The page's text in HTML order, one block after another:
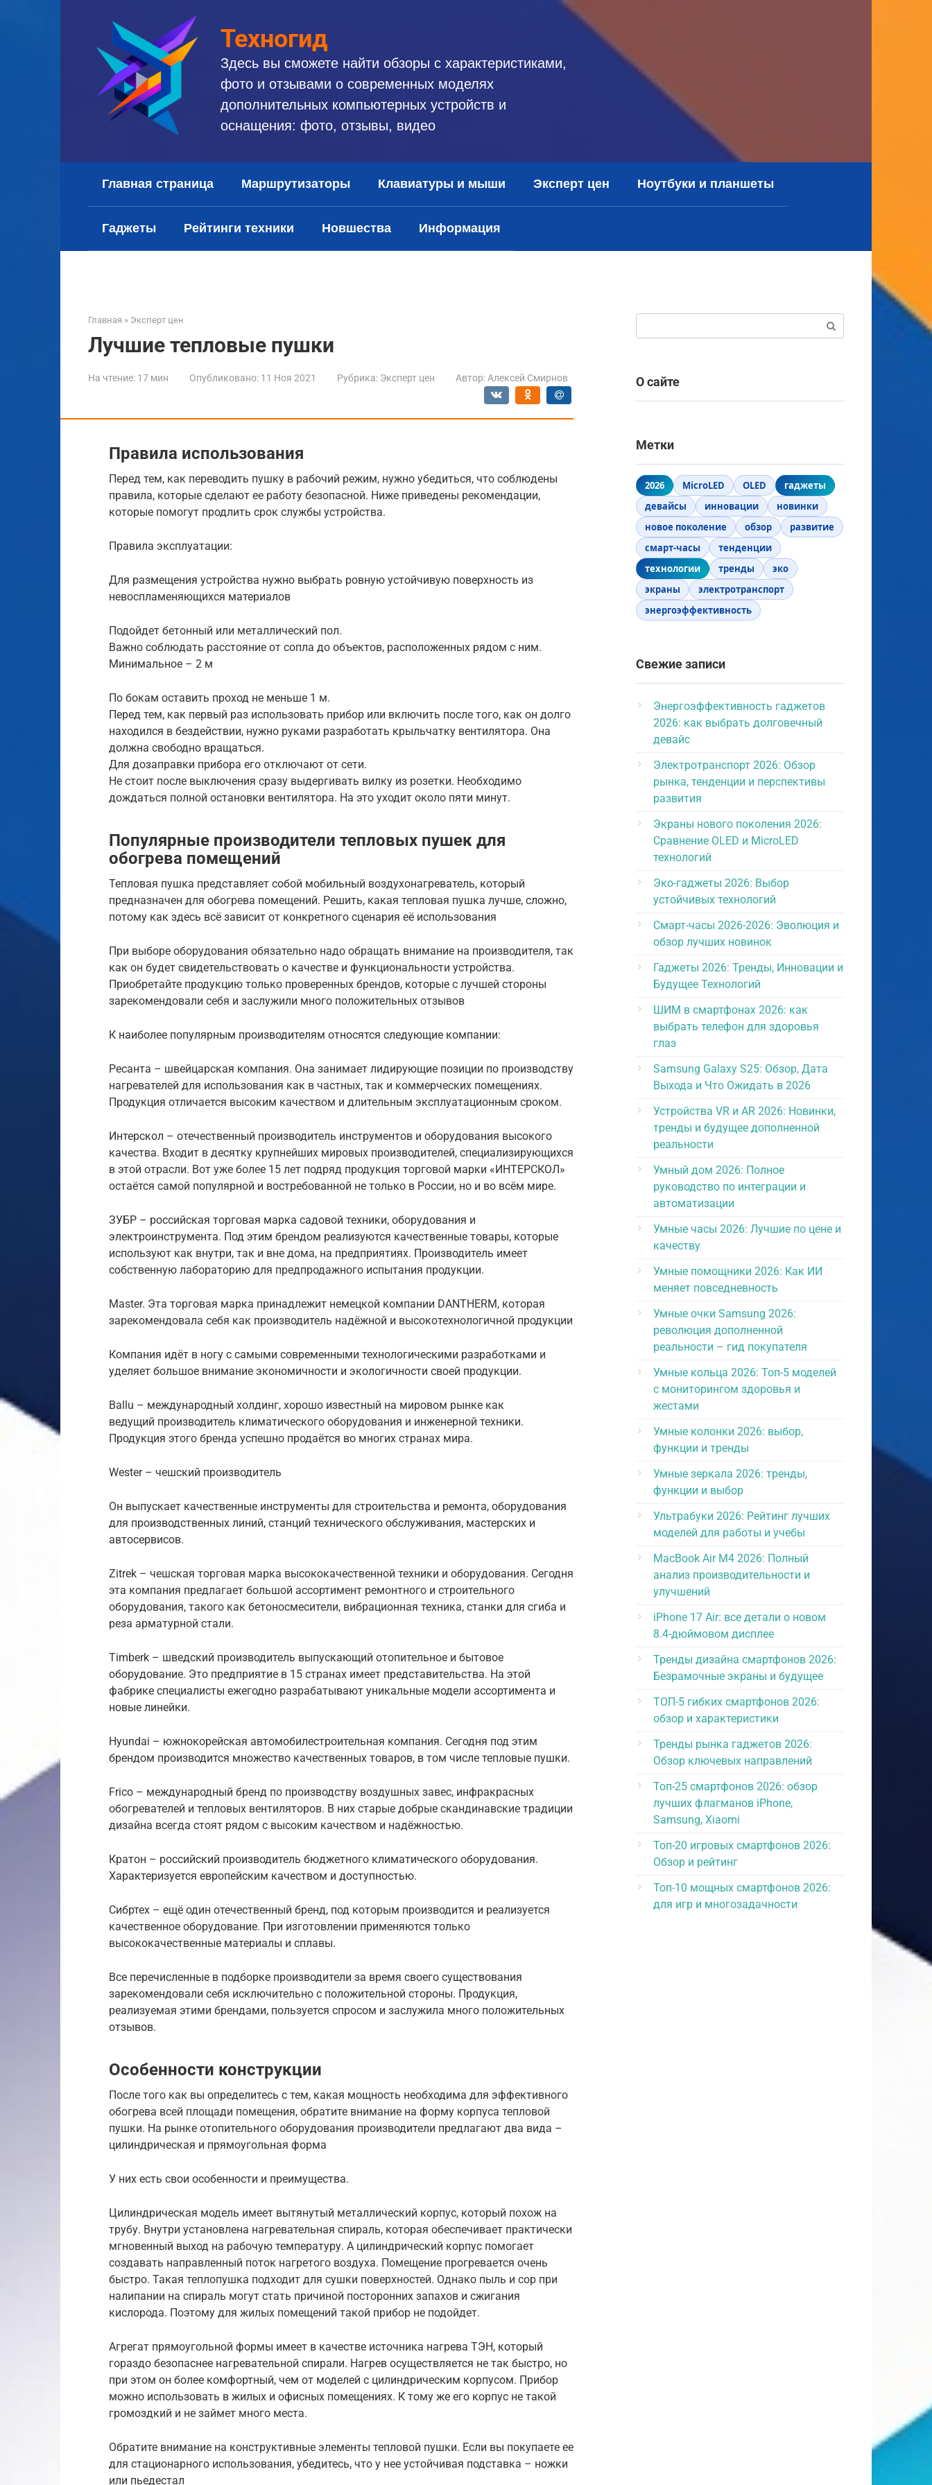
Техногид
Здесь вы сможете найти обзоры с характеристиками,
фото и отзывами о современных моделях
дополнительных компьютерных устройств и
оснащения: фото, отзывы, видео
Главная страница Маршрутизаторы Клавиатуры и мыши Эксперт цен Ноутбуки и планшеты
Гаджеты Рейтинги техники Новшества Информация
Главная » Эксперт цен
Лучшие тепловые пушки
На чтение: 17 мин Опубликовано: 11 Ноя 2021 Рубрика: Эксперт цен Автор: Алексей Смирнов
Правила использования
Перед тем, как переводить пушку в рабочий режим, нужно убедиться, что соблюдены
правила, которые сделают ее работу безопасной. Ниже приведены рекомендации,
которые помогут продлить срок службы устройства.
Правила эксплуатации:
Для размещения устройства нужно выбрать ровную устойчивую поверхность из
невоспламеняющихся материалов
Подойдет бетонный или металлический пол.
Важно соблюдать расстояние от сопла до объектов, расположенных рядом с ним.
Минимальное – 2 м
По бокам оставить проход не меньше 1 м.
Перед тем, как первый раз использовать прибор или включить после того, как он долго
находился в бездействии, нужно руками разработать крыльчатку вентилятора. Она
должна свободно вращаться.
Для дозаправки прибора его отключают от сети.
Не стоит после выключения сразу выдергивать вилку из розетки. Необходимо
дождаться полной остановки вентилятора. На это уходит около пяти минут.
Популярные производители тепловых пушек для
обогрева помещений
Тепловая пушка представляет собой мобильный воздухонагреватель, который
предназначен для обогрева помещений. Решить, какая тепловая пушка лучше, сложно,
потому как здесь всё зависит от конкретного сценария её использования
При выборе оборудования обязательно надо обращать внимание на производителя, так
как он будет свидетельствовать о качестве и функциональности устройства.
Приобретайте продукцию только проверенных брендов, которые с лучшей стороны
зарекомендовали себя и заслужили много положительных отзывов
К наиболее популярным производителям относятся следующие компании:
Ресанта – швейцарская компания. Она занимает лидирующие позиции по производству
нагревателей для использования как в частных, так и коммерческих помещениях.
Продукция отличается высоким качеством и длительным эксплуатационным сроком.
Интерскол – отечественный производитель инструментов и оборудования высокого
качества. Входит в десятку крупнейших мировых производителей, специализирующихся
в этой отрасли. Вот уже более 15 лет подряд продукция торговой марки «ИНТЕРСКОЛ»
остаётся самой популярной и востребованной не только в России, но и во всём мире.
ЗУБР – российская торговая марка садовой техники, оборудования и
электроинструмента. Под этим брендом реализуются качественные товары, которые
используют как внутри, так и вне дома, на предприятиях. Производитель имеет
собственную лабораторию для предпродажного испытания продукции.
Master. Эта торговая марка принадлежит немецкой компании DANTHERM, которая
зарекомендовала себя как производитель надёжной и высокотехнологичной продукции
Компания идёт в ногу с самыми современными технологическими разработками и
уделяет большое внимание экономичности и экологичности своей продукции.
Ballu – международный холдинг, хорошо известный на мировом рынке как
ведущий производитель климатического оборудования и инженерной техники.
Продукция этого бренда успешно продаётся во многих странах мира.
Wester – чешский производитель
Он выпускает качественные инструменты для строительства и ремонта, оборудования
для производственных линий, станций технического обслуживания, мастерских и
автосервисов.
Zitrek – чешская торговая марка высококачественной техники и оборудования. Сегодня
эта компания предлагает большой ассортимент ремонтного и строительного
оборудования, такого как бетоносмесители, вибрационная техника, станки для сгиба и
реза арматурной стали.
Timberk – шведский производитель выпускающий отопительное и бытовое
оборудование. Это предприятие в 15 странах имеет представительства. На этой
фабрике специалисты ежегодно разрабатывают уникальные модели ассортимента и
новые линейки.
Hyundai – южнокорейская автомобилестроительная компания. Сегодня под этим
брендом производится множество качественных товаров, в том числе тепловые пушки.
Frico – международный бренд по производству воздушных завес, инфракрасных
обогревателей и тепловых вентиляторов. В них старые добрые скандинавские традиции
дизайна всегда стоят рядом с высоким качеством и надёжностью.
Кратон – российский производитель бюджетного климатического оборудования.
Характеризуется европейским качеством и доступностью.
Сибртех – ещё один отечественный бренд, под которым производится и реализуется
качественное оборудование. При изготовлении применяются только
высококачественные материалы и сплавы.
Все перечисленные в подборке производители за время своего существования
зарекомендовали себя исключительно с положительной стороны. Продукция,
реализуемая этими брендами, пользуется спросом и заслужила много положительных
отзывов.
Особенности конструкции
После того как вы определитесь с тем, какая мощность необходима для эффективного
обогрева всей площади помещения, обратите внимание на форму корпуса тепловой
пушки. На рынке отопительного оборудования производители предлагают два вида –
цилиндрическая и прямоугольная форма
У них есть свои особенности и преимущества.
Цилиндрическая модель имеет вытянутый металлический корпус, который похож на
трубу. Внутри установлена нагревательная спираль, которая обеспечивает практически
мгновенный выход на рабочую температуру. А цилиндрический корпус помогает
создавать направленный поток нагретого воздуха. Помещение прогревается очень
быстро. Такая теплопушка подходит для сушки поверхностей. Однако пыль и сор при
налипании на спираль могут стать причиной посторонних запахов и сжигания
кислорода. Поэтому для жилых помещений такой прибор не подойдет.
Агрегат прямоугольной формы имеет в качестве источника нагрева ТЭН, который
гораздо безопаснее нагревательной спирали. Нагрев осуществляется не так быстро, но
при этом он более комфортный, чем от моделей с цилиндрическим корпусом. Прибор
можно использовать в жилых и офисных помещениях. К тому же его корпус не такой
громоздкий и не займет много места.
Обратите внимание на конструктивные элементы тепловой пушки. Если вы покупаете ее
для стационарного использования, убедитесь, что у нее устойчивая подставка – ножки
или пьедестал
О сайте
Метки
2026 MicroLED OLED
гаджеты
девайсы
инновации
новинки
новое поколение
обзор
развитие
смарт-часы
тенденции
технологии
тренды
эко
экраны
электротранспорт
энергоэффективность
Свежие записи
Энергоэффективность гаджетов
2026: как выбрать долговечный
девайс
Электротранспорт 2026: Обзор
рынка, тенденции и перспективы
развития
Экраны нового поколения 2026:
Сравнение OLED и MicroLED
технологий
Эко-гаджеты 2026: Выбор
устойчивых технологий
Смарт-часы 2026-2026: Эволюция и
обзор лучших новинок
Гаджеты 2026: Тренды, Инновации и
Будущее Технологий
ШИМ в смартфонах 2026: как
выбрать телефон для здоровья
глаз
Samsung Galaxy S25: Обзор, Дата
Выхода и Что Ожидать в 2026
Устройства VR и AR 2026: Новинки,
тренды и будущее дополненной
реальности
Умный дом 2026: Полное
руководство по интеграции и
автоматизации
Умные часы 2026: Лучшие по цене и
качеству
Умные помощники 2026: Как ИИ
меняет повседневность
Умные очки Samsung 2026:
революция дополненной
реальности – гид покупателя
Умные кольца 2026: Топ-5 моделей
с мониторингом здоровья и
жестами
Умные колонки 2026: выбор,
функции и тренды
Умные зеркала 2026: тренды,
функции и выбор
Ультрабуки 2026: Рейтинг лучших
моделей для работы и учебы
MacBook Air M4 2026: Полный
анализ производительности и
улучшений
iPhone 17 Air: все детали о новом
8.4-дюймовом дисплее
Тренды дизайна смартфонов 2026:
Безрамочные экраны и будущее
ТОП-5 гибких смартфонов 2026:
обзор и характеристики
Тренды рынка гаджетов 2026:
Обзор ключевых направлений
Топ-25 смартфонов 2026: обзор
лучших флагманов iPhone,
Samsung, Xiaomi
Топ-20 игровых смартфонов 2026:
Обзор и рейтинг
Топ-10 мощных смартфонов 2026:
для игр и многозадачности